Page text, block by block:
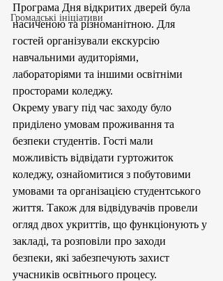
Громадські ініціативи
Програма Дня відкритих дверей була
насиченою та різноманітною. Для
гостей організували екскурсію
навчальними аудиторіями,
лабораторіями та іншими освітніми
просторами коледжу.
Окрему увагу під час заходу було
приділено умовам проживання та
безпеки студентів. Гості мали
можливість відвідати гуртожиток
коледжу, ознайомитися з побутовими
умовами та організацією студентського
життя. Також для відвідувачів провели
огляд двох укриттів, що функціонують у
закладі, та розповіли про заходи
безпеки, які забезпечують захист
учасників освітнього процесу.